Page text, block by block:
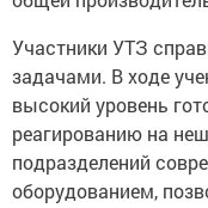
Участники УТЗ
задачами. В ходе
высокий уровень
реагированию на
подразделений
оборудованием,